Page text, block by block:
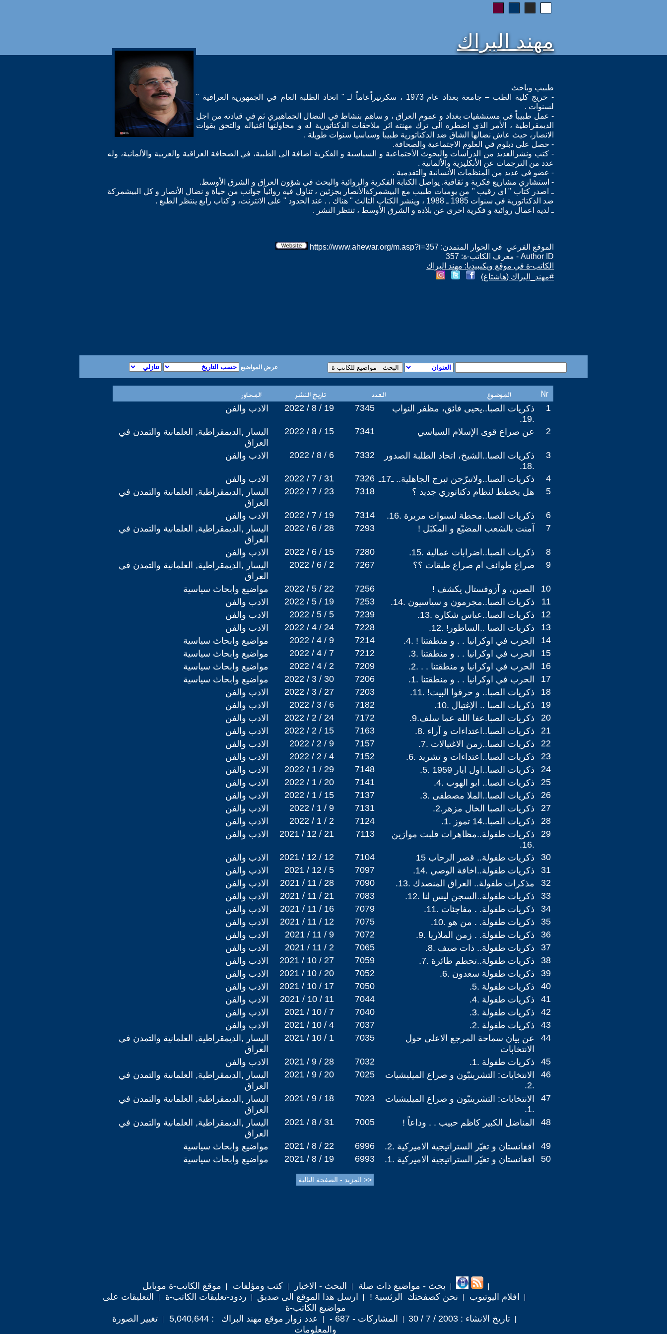
مهند البراك
طبيب وباحث
- خريج كلية الطب – جامعة بغداد عام 1973 ، سكرتيراًعاماً لـ " اتحاد الطلبة العام في الجمهورية العراقية "
لسنوات .
- عمل طبيباً في مستشفيات بغداد و عموم العراق ، و ساهم بنشاط في النضال الجماهيري ثم في قيادته من اجل
الديمقراطية ، الأمر الذي اضطره الى ترك مهنته اثر ملاحقات الدكتاتورية له و محاولتها اغتياله والتحق بقوات
الانصار، حيث عاش نضالها الشاق ضد الدكتاتورية طبيبا وسياسيا سنوات طويلة .
- حصل على دبلوم في العلوم الاجتماعية والصحافة.
- كتب ونشرالعديد من الدراسات والبحوث الأجتماعية و السياسية و الفكرية اضافة الى الطبية، في الصحافة العراقية والعربية والألمانية، وله
عدد من الترجمات عن الأنكليزية والألمانية .
- عضو في عديد من المنظمات الأنسانية والتقدمية .
- استشاري مشاريع فكرية و ثقافية. يواصل الكتابة الفكرية والروائية والبحث في شؤون العراق و الشرق الأوسط.
ـ اصدر كتاب " اي رقيب " من يوميات طبيب مع البيشمركةالأنصار بجزئين ، تناول فيه روائياً جوانب من حياة و نضال الأنصار و كل البيشمركة
ضد الدكتاتورية في سنوات 1985 ـ 1988 ، وينشر الكتاب الثالث " هناك . . عند الحدود " على الانترنت، و كتاب رابع ينتظر الطبع .
ـ لديه اعمال روائية و فكرية اخرى عن بلاده و الشرق الأوسط ، تنتظر النشر .
الموقع الفرعي في الحوار المتمدن: https://www.ahewar.org/m.asp?i=357
Author ID - معرف الكاتب-ة: 357
الكاتب-ة في موقع ويكيبيديا: مهند البراك
#مهند_البراك (هاشتاغ)
عرض المواضيع
الادب والفن 2022 / 8 / 19 7345
ذكريات الصبا..يحيى فائق، مظفر النواب
.19.
1
اليسار ,الديمقراطية, العلمانية والتمدن في
العراق
2022 / 8 / 15 7341 عن صراع قوى الإسلام السياسي 2
الادب والفن 2022 / 8 / 6 7332
ذكريات الصبا..الشيخ، اتحاد الطلبة الصدور
.18.
3
الادب والفن 2022 / 7 / 31 7326 ذكريات الصبا..ولاتبرّجن تبرج الجاهلية.. ـ17ـ
4
اليسار ,الديمقراطية, العلمانية والتمدن في
العراق
2022 / 7 / 23 7318 هل يخطط لنظام دكتاتوري جديد ؟ 5
الادب والفن 2022 / 7 / 19 7314 ذكريات الصبا..محطة لسنوات مريرة .16.
6
اليسار ,الديمقراطية, العلمانية والتمدن في
العراق
2022 / 6 / 28 7293 آمنت بالشعب المضيّع و المكبّل ! 7
الادب والفن 2022 / 6 / 15 7280 ذكريات الصبا..اضرابات عمالية .15.
8
اليسار ,الديمقراطية, العلمانية والتمدن في
العراق
2022 / 6 / 2 7267 صراع طوائف ام صراع طبقات ؟؟ 9
مواضيع وابحاث سياسية 2022 / 5 / 22 7256 الصين، و آزوفستال يكشف !
10
الادب والفن
2022 / 5 / 19 7253 ذكريات الصبا..مجرمون و سياسيون .14.
11
الادب والفن
2022 / 5 / 5 7239 ذكريات الصبا..عباس شكاره .13.
12
الادب والفن
2022 / 4 / 24 7228 ذكريات الصبا ..الساطور! .12.
13
مواضيع وابحاث سياسية
2022 / 4 / 9 7214 الحرب في اوكرانيا . . و منطقتنا ! .4.
14
مواضيع وابحاث سياسية
2022 / 4 / 7 7212 الحرب في اوكرانيا . . و منطقتنا .3.
15
مواضيع وابحاث سياسية
2022 / 4 / 2 7209 الحرب في اوكرانيا و منطقتنا . . .2.
16
مواضيع وابحاث سياسية
2022 / 3 / 30 7206 الحرب في اوكرانيا . . و منطقتنا .1.
17
الادب والفن
2022 / 3 / 27 7203 ذكريات الصبا.. و حرقوا البيت! .11.
18
الادب والفن
2022 / 3 / 6 7182 ذكريات الصبا .. الإغتيال .10.
19
الادب والفن
2022 / 2 / 24 7172 ذكريات الصبا.عفا الله عما سلف.9.
20
الادب والفن
2022 / 2 / 15 7163 ذكريات الصبا..اعتداءات و آراء .8.
21
الادب والفن
2022 / 2 / 9 7157 ذكريات الصبا..زمن الاغتيالات .7.
22
الادب والفن
2022 / 2 / 4 7152 ذكريات الصبا..اعتداءات و تشريد .6.
23
الادب والفن
2022 / 1 / 29 7148 ذكريات الصبا..اول ايار 1959 .5.
24
الادب والفن
2022 / 1 / 20 7141 ذكريات الصبا.. ابو الهوب .4.
25
الادب والفن
2022 / 1 / 15 7137 ذكريات الصبا..الملا مصطفى .3.
26
الادب والفن
2022 / 1 / 9 7131 ذكريات الصبا الخال مزهر.2.
27
الادب والفن
2022 / 1 / 2 7124 ذكريات الصبا..14 تموز .1.
28
الادب والفن
2021 / 12 / 21 7113
ذكريات طفولة..مظاهرات قلبت موازين
.16.
29
الادب والفن 2021 / 12 / 12 7104 ذكريات طفولة.. قصر الرحاب 15
30
الادب والفن
2021 / 12 / 5 7097 ذكريات طفولة..اخافة الوصي .14.
31
الادب والفن
2021 / 11 / 28 7090 مذكرات طفولة.. العراق المنصدك .13.
32
الادب والفن
2021 / 11 / 21 7083 ذكريات طفولة..السجن ليس لنا .12.
33
الادب والفن
2021 / 11 / 16 7079 ذكريات طفولة. . مفاجئات .11.
34
الادب والفن
2021 / 11 / 12 7075 ذكريات طفولة. . من هو .10.
35
الادب والفن
2021 / 11 / 9 7072 ذكريات طفولة. . زمن الملاريا .9.
36
الادب والفن
2021 / 11 / 2 7065 ذكريات طفولة.. ذات صيف .8.
37
الادب والفن
2021 / 10 / 27 7059 ذكريات طفولة..تحطم طائرة .7.
38
الادب والفن
2021 / 10 / 20 7052 ذكريات طفولة سعدون .6.
39
الادب والفن
2021 / 10 / 17 7050 ذكريات طفولة .5.
40
الادب والفن
2021 / 10 / 11 7044 ذكريات طفولة .4.
41
الادب والفن
2021 / 10 / 7 7040 ذكريات طفولة .3.
42
الادب والفن
2021 / 10 / 4 7037 ذكريات طفولة .2.
43
اليسار ,الديمقراطية, العلمانية والتمدن في
العراق
2021 / 10 / 1 7035
عن بيان سماحة المرجع الاعلى حول
الانتخابات
44
الادب والفن 2021 / 9 / 28 7032 ذكريات طفولة .1.
45
اليسار ,الديمقراطية, العلمانية والتمدن في
العراق
2021 / 9 / 20 7025
الانتخابات: التشرينيّون و صراع الميليشيات
.2.
46
اليسار ,الديمقراطية, العلمانية والتمدن في
العراق
2021 / 9 / 18 7023
الانتخابات: التشرينيّون و صراع الميليشيات
.1.
47
اليسار ,الديمقراطية, العلمانية والتمدن في
العراق
2021 / 8 / 31 7005 المناضل الكبير كاظم حبيب . . وداعاً ! 48
مواضيع وابحاث سياسية 2021 / 8 / 22 6996 افغانستان و تغيّر الستراتيجية الاميركية .2.
49
مواضيع وابحاث سياسية
2021 / 8 / 19 6993 افغانستان و تغيّر الستراتيجية الاميركية .1. 50
بحث - مواضيع ذات صلة البحث - الاخبار كتب ومؤلفات
موقع الكاتب-ة موبايل
افلام اليوتيوب
نحن كصفحتك الرئسية ! ارسل هذا الموقع الى صديق ردود-تعليقات الكاتب-ة
التعليقات على
مواضيع الكاتب-ة
تاريخ الانشاء : 2003 / 7 / 30
المشاركات - 687 - عدد زوار موقع مهند البراك : 5,040,644
تغيير الصورة
والمعلومات